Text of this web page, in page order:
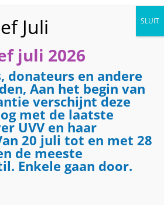
Klussendienst
- 17:00
juli 2026
donateurs en andere
Aan het begin van
verschijnt deze
met de laatste
UVV en haar
20 juli tot en met 28
de meeste
Enkele gaan door.